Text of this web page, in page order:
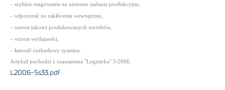
– szybkie reagowanie na zmienne zadania produkcyjne,
– odporność na zakłócenia wewnętrzne,
– wzrost jakości produkowanych wyrobów,
– wzrost wydajności,
– łatwość rozbudowy systemu.
Artykuł pochodzi z czasopisma "Logistyka" 5/2006.
L2006-5s33.pdf